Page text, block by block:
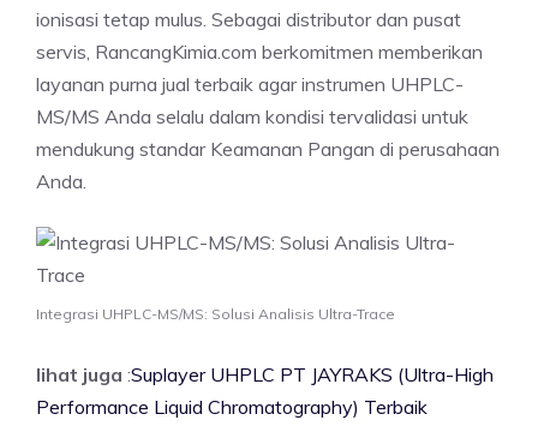
ionisasi tetap mulus. Sebagai distributor dan pusat
servis, RancangKimia.com berkomitmen memberikan
layanan purna jual terbaik agar instrumen UHPLC-
MS/MS Anda selalu dalam kondisi tervalidasi untuk
mendukung standar Keamanan Pangan di perusahaan
Anda.
Integrasi UHPLC-MS/MS: Solusi Analisis Ultra-Trace
lihat juga :Suplayer UHPLC PT JAYRAKS (Ultra-High
Performance Liquid Chromatography) Terbaik